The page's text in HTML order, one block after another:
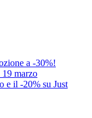
a -30%!
19 marzo
e il -20% su Just